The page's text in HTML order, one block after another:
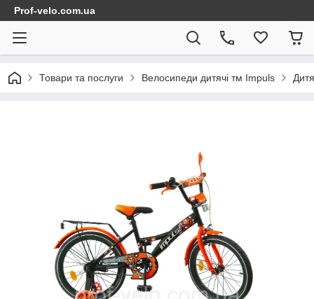
Prof-velo.com.ua
Товари та послуги Велосипеди дитячі тм Impuls